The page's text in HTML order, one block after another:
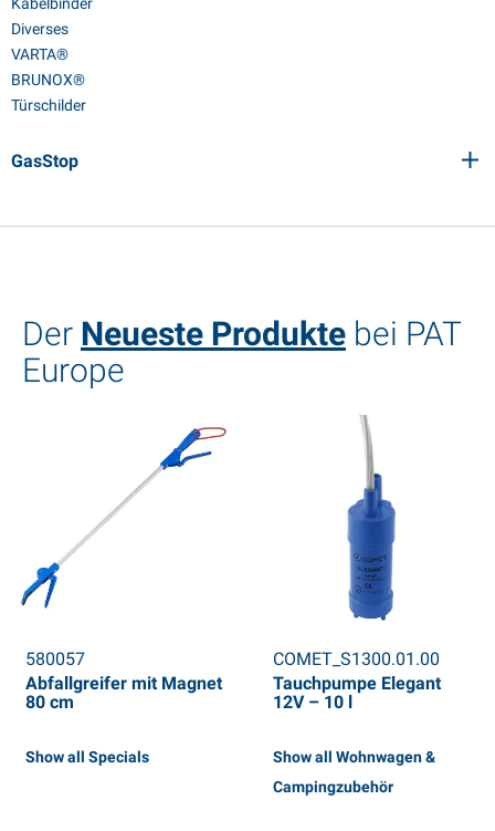
Diverses
VARTA®
BRUNOX®
Türschilder
GasStop
Der Neueste Produkte bei PAT
Europe
580057
Abfallgreifer mit Magnet
80 cm
Show all Specials
COMET_S1300.01.00
Tauchpumpe Elegant
12V – 10 l
Show all Wohnwagen &
Campingzubehör